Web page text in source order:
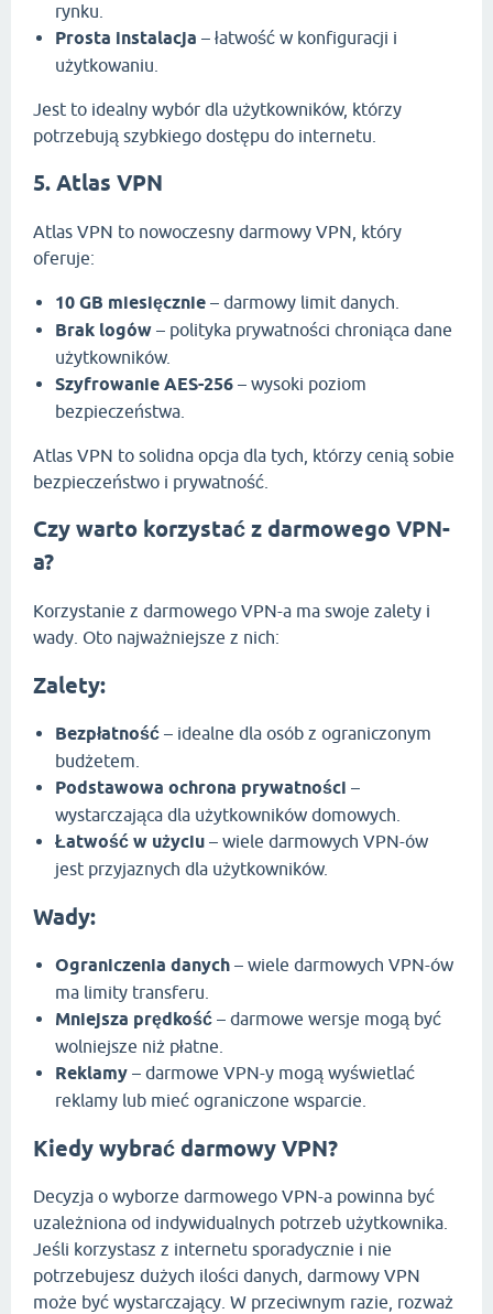
rynku.
Prosta instalacja – łatwość w konfiguracji i
użytkowaniu.
Jest to idealny wybór dla użytkowników, którzy
potrzebują szybkiego dostępu do internetu.
5. Atlas VPN
Atlas VPN to nowoczesny darmowy VPN, który
oferuje:
10 GB miesięcznie – darmowy limit danych.
Brak logów – polityka prywatności chroniąca dane
użytkowników.
Szyfrowanie AES-256 – wysoki poziom
bezpieczeństwa.
Atlas VPN to solidna opcja dla tych, którzy cenią sobie
bezpieczeństwo i prywatność.
Czy warto korzystać z darmowego VPN-
a?
Korzystanie z darmowego VPN-a ma swoje zalety i
wady. Oto najważniejsze z nich:
Zalety:
Bezpłatność – idealne dla osób z ograniczonym
budżetem.
Podstawowa ochrona prywatności –
wystarczająca dla użytkowników domowych.
Łatwość w użyciu – wiele darmowych VPN-ów
jest przyjaznych dla użytkowników.
Wady:
Ograniczenia danych – wiele darmowych VPN-ów
ma limity transferu.
Mniejsza prędkość – darmowe wersje mogą być
wolniejsze niż płatne.
Reklamy – darmowe VPN-y mogą wyświetlać
reklamy lub mieć ograniczone wsparcie.
Kiedy wybrać darmowy VPN?
Decyzja o wyborze darmowego VPN-a powinna być
uzależniona od indywidualnych potrzeb użytkownika.
Jeśli korzystasz z internetu sporadycznie i nie
potrzebujesz dużych ilości danych, darmowy VPN
może być wystarczający. W przeciwnym razie, rozważ